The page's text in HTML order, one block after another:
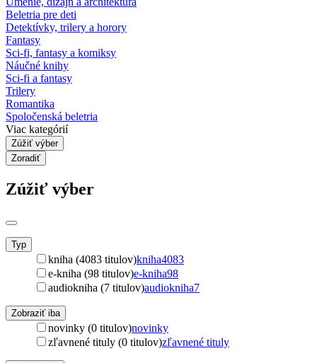
Beletria pre deti
Detektívky, trilery a horory
Fantasy
Sci-fi, fantasy a komiksy
Náučné knihy
Sci-fi a fantasy
Trilery
Romantika
Spoločenská beletria
Viac kategórií
Zúžiť výber
Zoradiť
Zúžiť výber
Typ
kniha (4083 titulov)kniha4083
e-kniha (98 titulov)e-kniha98
audiokniha (7 titulov)audiokniha7
Zobraziť iba
novinky (0 titulov)novinky
zľavnené tituly (0 titulov)zľavnené tituly